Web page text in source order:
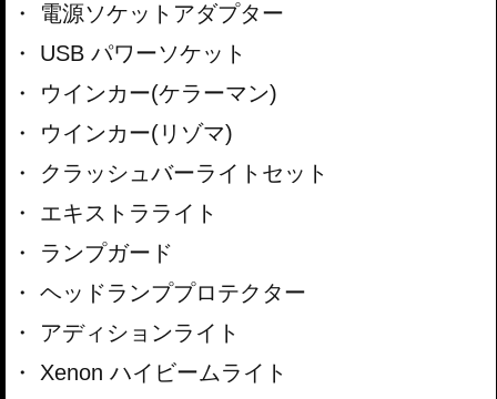
電源ソケットアダプター
USB パワーソケット
ウインカー(ケラーマン)
ウインカー(リゾマ)
クラッシュバーライトセット
エキストラライト
ランプガード
ヘッドランププロテクター
アディションライト
Xenon ハイビームライト